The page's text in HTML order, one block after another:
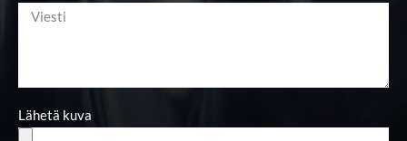
Lähetä kuva